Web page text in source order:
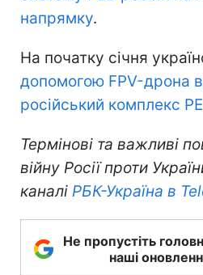
напрямку.
На початку січня
допомогою FPV-дрона
російський комплекс
Термінові та важливі
війну Росії проти
каналі РБК-Україна в
Не пропустіть
наші